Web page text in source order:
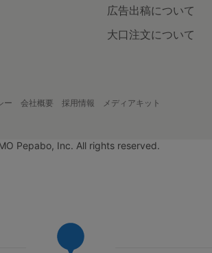
広告出稿について
大口注文について
ー 会社概要 採用情報 メディアキット
Pepabo, Inc. All rights reserved.